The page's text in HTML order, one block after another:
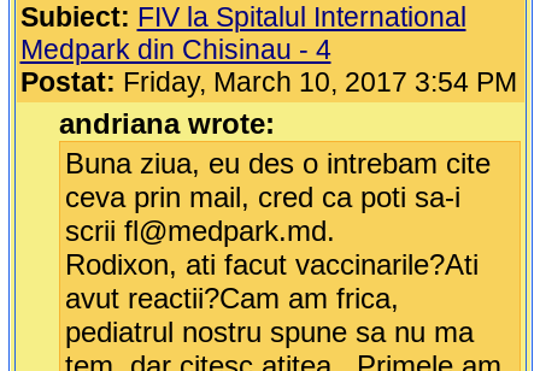
Subiect: FIV la Spitalul International
Medpark din Chisinau - 4
Postat: Friday, March 10, 2017 3:54 PM
andriana wrote:
Buna ziua, eu des o intrebam cite
ceva prin mail, cred ca poti sa-i
scrii fl@medpark.md.
Rodixon, ati facut vaccinarile?Ati
avut reactii?Cam am frica,
pediatrul nostru spune sa nu ma